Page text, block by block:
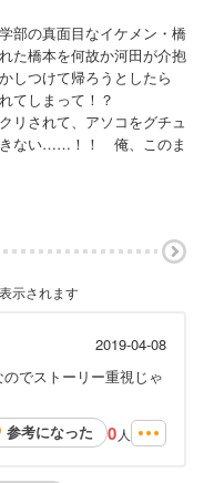
部の真面目なイケメン・橋
た橋本を何故か河田が介抱
しつけて帰ろうとしたら
てしまって！？
リされて、アソコをグチュ
ない……！！ 俺、このま
示されます
2019-04-08
でストーリー重視じゃ
参考になった
0 人